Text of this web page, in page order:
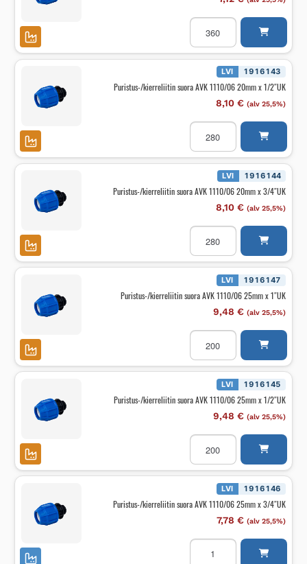
Puristus-/kierreliitin
suora
AVK
1110/06
16mm
3/4"UK
määrä
LVI 1916143
Puristus-/kierreliitin suora AVK 1110/06 20mm x 1/2″UK
8,10 € (alv 25,5%)
Puristus-/kierreliitin
suora
AVK
1110/06
20mm
1/2"UK
määrä
LVI 1916144
Puristus-/kierreliitin suora AVK 1110/06 20mm x 3/4″UK
8,10 € (alv 25,5%)
Puristus-/kierreliitin
suora
AVK
1110/06
20mm
3/4"UK
määrä
LVI 1916147
Puristus-/kierreliitin suora AVK 1110/06 25mm x 1″UK
9,48 € (alv 25,5%)
Puristus-/kierreliitin
suora
AVK
1110/06
25mm
määrä
LVI 1916145
Puristus-/kierreliitin suora AVK 1110/06 25mm x 1/2″UK
9,48 € (alv 25,5%)
Puristus-/kierreliitin
suora
AVK
1110/06
25mm
1/2"UK
määrä
LVI 1916146
Puristus-/kierreliitin suora AVK 1110/06 25mm x 3/4″UK
7,78 € (alv 25,5%)
Puristus-/kierreliitin
suora